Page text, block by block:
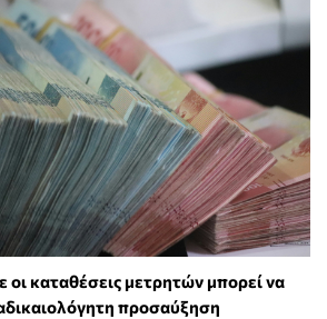
οι καταθέσεις μετρητών μπορεί να
προσαύξηση